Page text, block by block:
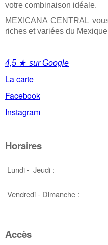
votre combinaison idéale.
MEXICANA CENTRAL
riches et variées du Mexique
4,5 ★ sur Google
La carte
Facebook
Instagram
Horaires
Lundi - Jeudi :
Vendredi - Dimanche :
Accès